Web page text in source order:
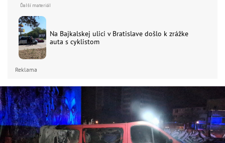
Na Bajkalskej ulici v Bratislave došlo k zrážke
auta s cyklistom
Reklama